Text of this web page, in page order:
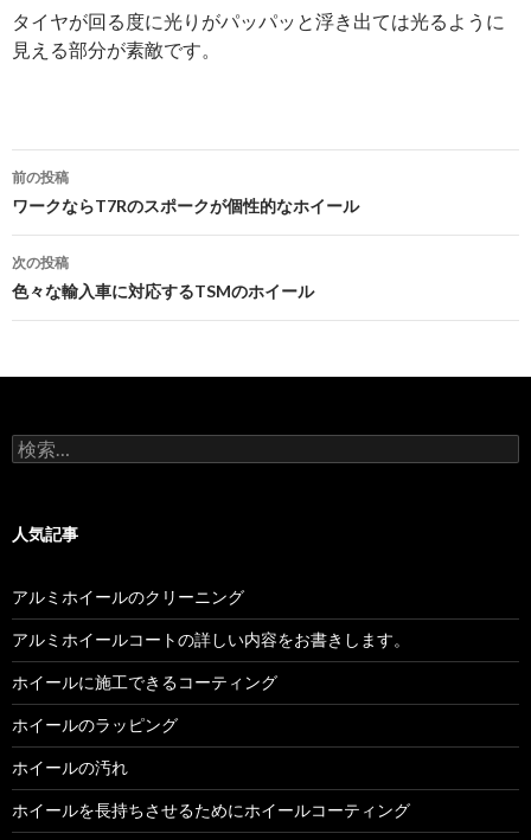
タイヤが回る度に光りがパッパッと浮き出ては光るように
見える部分が素敵です。
投
稿
ナ
ビ
ゲ
ー
ョ
前の投稿
ワークならT7Rのスポークが個性的なホイール
次の投稿
色々な輸入車に対応するTSMのホイール
検
索:
人気記事
アルミホイールのクリーニング
アルミホイールコートの詳しい内容をお書きします。
ホイールに施工できるコーティング
ホイールのラッピング
ホイールの汚れ
ホイールを長持ちさせるためにホイールコーティング